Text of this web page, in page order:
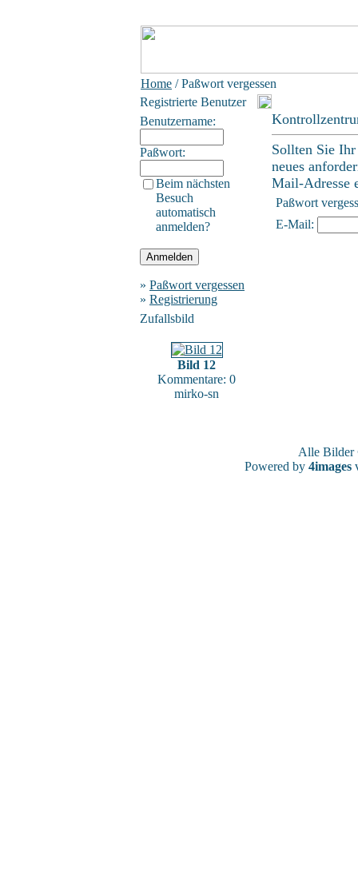
Home / Paßwort vergessen
Registrierte Benutzer
Benutzername:
Paßwort:
Beim nächsten
Besuch
automatisch
anmelden?
» Paßwort vergessen
» Registrierung
Zufallsbild
Bild 12
Kommentare: 0
mirko-sn
Sollten Sie
neues
Mail-Adresse
Paßwort
E-Mail:
Alle
Powered by 4images